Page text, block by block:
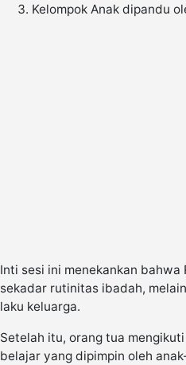
Kelompok Anak dipandu
Inti sesi ini menekankan
sekadar rutinitas ibadah,
laku keluarga.
Setelah itu, orang tua
belajar yang dipimpin oleh